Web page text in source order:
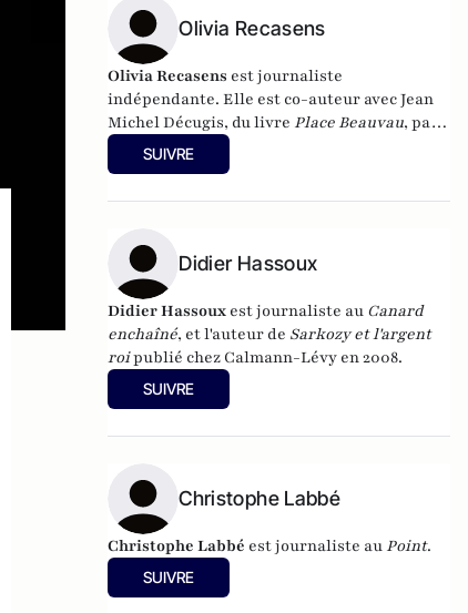
Olivia Recasens
Olivia Recasens est journaliste
indépendante. Elle est co-auteur avec Jean
Michel Décugis, du livre Place Beauvau, paru
chez Robert Laffont en 2006.
SUIVRE
Didier Hassoux
Didier Hassoux est journaliste au Canard
enchaîné, et l'auteur de Sarkozy et l'argent
roipublié chez Calmann-Lévy en 2008.
SUIVRE
Christophe Labbé
Christophe Labbé est journaliste au Point.
SUIVRE